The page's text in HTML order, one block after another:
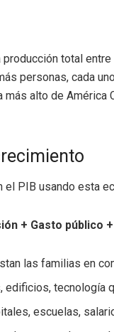
total
personas, cada
alto de
PIB usando esta
+ Gasto público
las familias en
edificios, tecnología
escuelas,